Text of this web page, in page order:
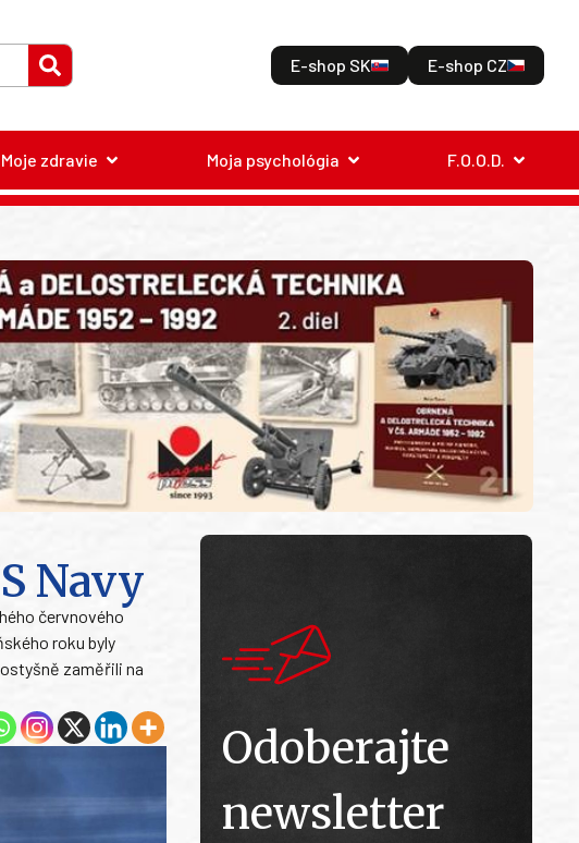
E-shop SK E-shop CZ
Moje zdravie Moja psychológia F.O.O.D.
Navy
červnového
roku byly
zaměřili na
Odoberajte
newsletter